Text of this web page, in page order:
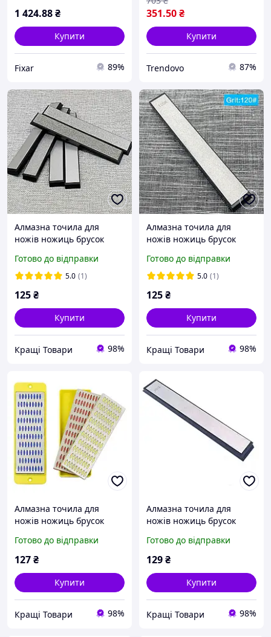
1 424.88₴
Купити
Fixar 89%
351.50₴
Купити
Trendovo 87%
Алмазна точила для
ножів ножиць брусок
Готово до відправки
5.0 (1)
125₴
Купити
Кращі Товари 98%
Алмазна точила для
ножів ножиць брусок
(486084251)
Готово до відправки
5.0 (1)
125₴
Купити
Кращі Товари 98%
Алмазна точила для
ножів ножиць брусок
(920381321)
Готово до відправки
127₴
Купити
Кращі Товари 98%
Алмазна точила для
ножів ножиць брусок
(894126431)
Готово до відправки
129₴
Купити
Кращі Товари 98%